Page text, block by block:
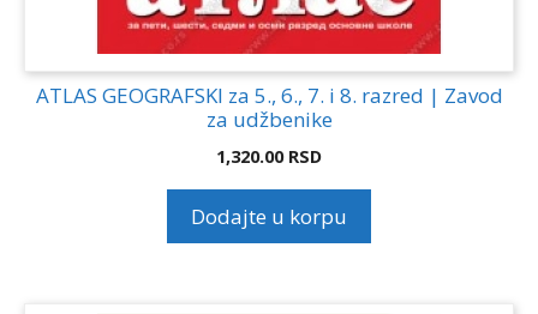
ATLAS GEOGRAFSKI za 5., 6., 7. i 8. razred | Zavod
za udžbenike
1,320.00 RSD
Dodajte u korpu